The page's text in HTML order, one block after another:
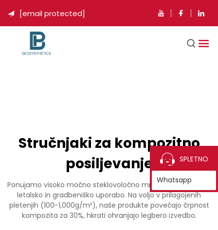
 [email protected]
Stručnjaki za kompozitno
posiljevanje
Ponujamo visoko močno steklovoločno mrežo za pomorsko,
letalsko in gradbeniško uporabo. Na voljo v prilagojenih
pletenjih (100-1,000g/m²), naše produkte povečajo črpnost
kompozita za 30%, hkrati ohranjajo legbero izvedbo.
SPLETNO
Whatsapp